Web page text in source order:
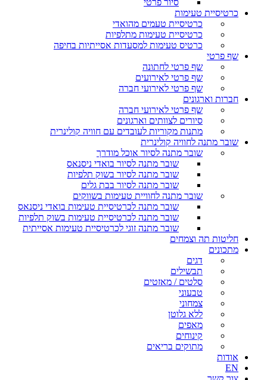
סיור פרטי
כרטיסיית טעימות
כרטיסיית טעמים מהואדי
כרטיסיית טעימות מתלפיות
כרטיס טעימות למסעדות אסייתיות בחיפה
שף פרטי
שף פרטי לחתונה
שף פרטי לאירועים
שף פרטי לאירועי חברה
חברות וארגונים
שף פרטי לאירועי חברה
סיורים לצוותים וארגונים
מתנות מקוריות לעובדים עם חוויה קולינרית
שובר מתנה לחוויה קולינרית
שובר מתנה לסיור אוכל מודרך
שובר מתנה לסיור בואדי ניסנאס
שובר מתנה לסיור בשוק תלפיות
שובר מתנה לסיור בבת גלים
שובר מתנה לחוויית טעימות בשווקים
שובר מתנה לכרטיסיית טעימות בואדי ניסנאס
שובר מתנה לכרטיסיית טעימות בשוק תלפיות
שובר מתנה זוגי לכרטיסיית טעימות אסייתית
חליטות תה וצמחים
מתכונים
דגים
תבשילים
סלטים / מאזטים
טבעוני
צמחוני
ללא גלוטן
מאפים
קינוחים
מתוקים בריאים
אודות
EN